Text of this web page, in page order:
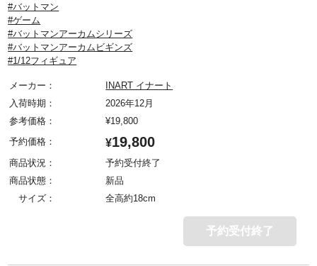
#バットマン
#ゲーム
#バットマンアーカムシリーズ
#バットマンアーカムビギンズ
#1/12フィギュア
メーカー：
INART イナート
入荷時期：
2026年12月
参考価格：
¥19,800
予約価格：
¥19,800
商品状況：
予約受付終了
商品状態：
新品
サイズ：
全高約18cm
予約受付終了